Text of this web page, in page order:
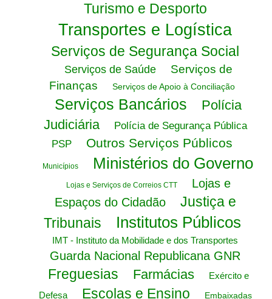
Turismo e Desporto
Transportes e Logística
Serviços de Segurança Social
Serviços de Saúde
Serviços de
Finanças
Serviços de Apoio à Conciliação
Serviços Bancários
Polícia
Judiciária
Polícia de Segurança Pública
PSP
Outros Serviços Públicos
Municípios Ministérios do Governo
Lojas e Serviços de Correios CTT
Lojas e
Espaços do Cidadão
Justiça e
Tribunais
Institutos Públicos
IMT - Instituto da Mobilidade e dos Transportes
Guarda Nacional Republicana GNR
Freguesias Farmácias
Exército e
Defesa
Escolas e Ensino Embaixadas